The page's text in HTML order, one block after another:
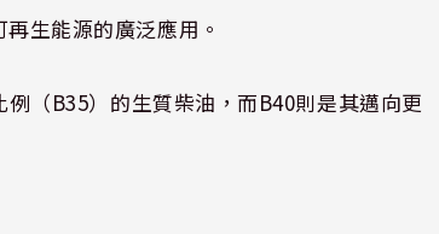
生能源的廣泛應用。
（B35）的生質柴油，而B40則是其邁向更